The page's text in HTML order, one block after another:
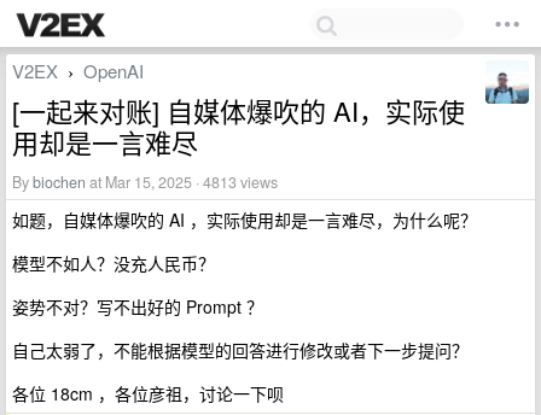
V2EX › OpenAI
[一起来对账] 自媒体爆吹的 AI，实际使
用却是一言难尽
Bybiochen at Mar 15, 2025 · 4813 views
如题，自媒体爆吹的 AI ，实际使用却是一言难尽，为什么呢？
模型不如人？没充人民币？
姿势不对？写不出好的 Prompt ？
自己太弱了，不能根据模型的回答进行修改或者下一步提问？
各位 18cm ，各位彦祖，讨论一下呗